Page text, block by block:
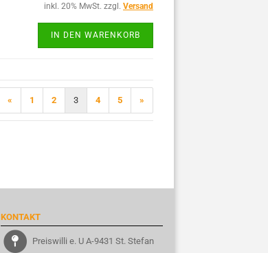
inkl. 20% MwSt. zzgl. Versand
IN DEN WARENKORB
« 1 2 3 4 5 »
KONTAKT
Preiswilli e. U A-9431 St. Stefan